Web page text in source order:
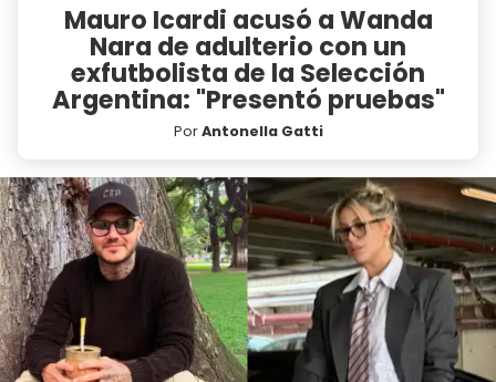
Mauro Icardi acusó a Wanda
Nara de adulterio con un
exfutbolista de la Selección
Argentina: "Presentó pruebas"
PorAntonella Gatti